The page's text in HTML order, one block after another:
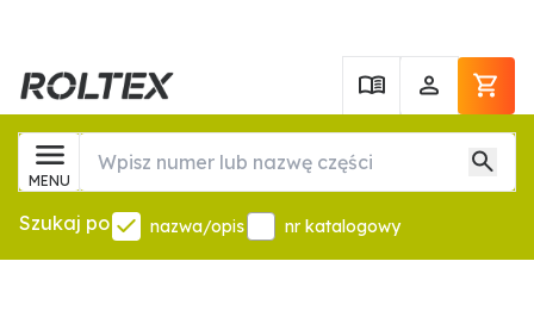
MENU
Szukaj po nazwa/opis nr katalogowy